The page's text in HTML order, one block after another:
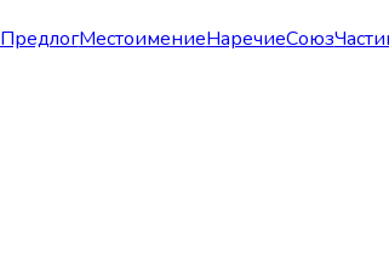
ПредлогМестоимениеНаречиеСоюз